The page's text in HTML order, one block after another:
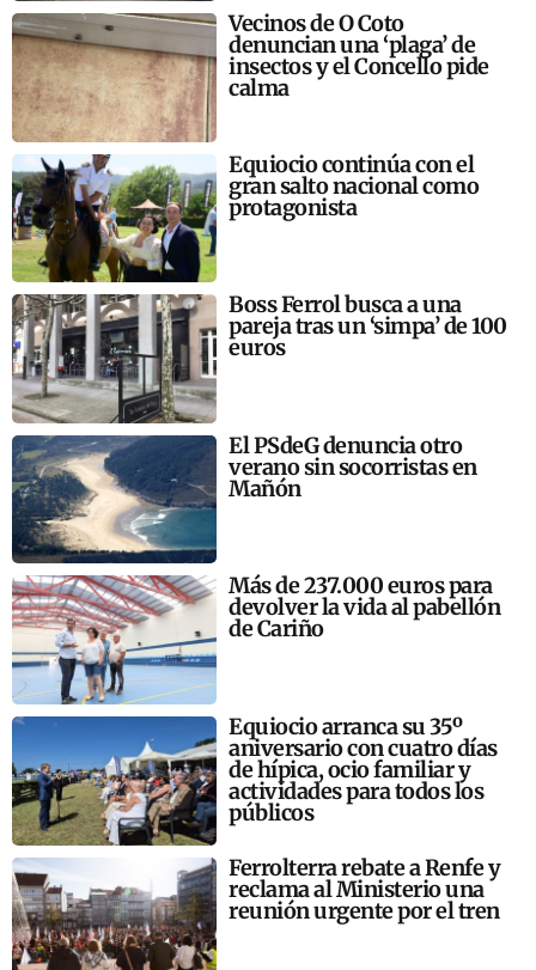
Vecinos de O Coto
denuncian una ‘plaga’ de
insectos y el Concello pide
calma
Equiocio continúa con el
gran salto nacional como
protagonista
Boss Ferrol busca a una
pareja tras un ‘simpa’ de 100
euros
El PSdeG denuncia otro
verano sin socorristas en
Mañón
Más de 237.000 euros para
devolver la vida al pabellón
de Cariño
Equiocio arranca su 35º
aniversario con cuatro días
de hípica, ocio familiar y
actividades para todos los
públicos
Ferrolterra rebate a Renfe y
reclama al Ministerio una
reunión urgente por el tren